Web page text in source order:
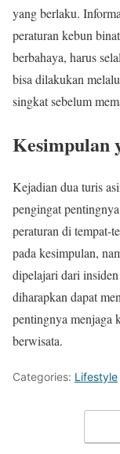
yang berlaku.
peraturan kebun
berbahaya, harus
bisa dilakukan
singkat sebelum
Kesimpulan
Kejadian dua turis
pengingat
peraturan di tempat-
pada kesimpulan,
dipelajari dari
diharapkan dapat
pentingnya menjaga
berwisata.
Categories: Lifestyle